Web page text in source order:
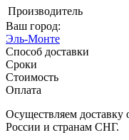
Производитель
Ваш город:
Эль-Монте
Способ доставки
Сроки
Стоимость
Оплата
Осуществляем доставку
России и странам СНГ.